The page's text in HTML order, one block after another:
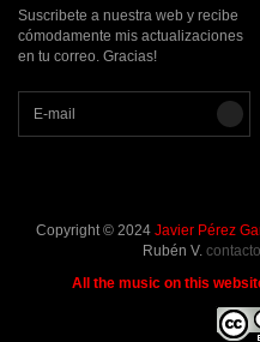
Suscribete a nuestra web y recibe
cómodamente mis actualizaciones
en tu correo. Gracias!
Copyright © 2024 Javier Pérez
Rubén V.
All the music on this